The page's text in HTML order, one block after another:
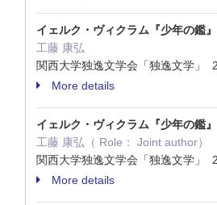
イェルク・ヴィクラム『少年の鑑
工藤 康弘
関西大学独逸文学会「独逸文学」
More details
イェルク・ヴィクラム『少年の鑑
工藤 康弘（ Role： Joint author）
関西大学独逸文学会「独逸文学」
More details